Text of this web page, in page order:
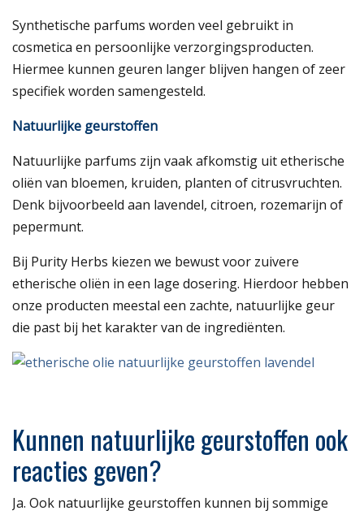
Synthetische parfums worden veel gebruikt in
cosmetica en persoonlijke verzorgingsproducten.
Hiermee kunnen geuren langer blijven hangen of zeer
specifiek worden samengesteld.
Natuurlijke geurstoffen
Natuurlijke parfums zijn vaak afkomstig uit etherische
oliën van bloemen, kruiden, planten of citrusvruchten.
Denk bijvoorbeeld aan lavendel, citroen, rozemarijn of
pepermunt.
Bij Purity Herbs kiezen we bewust voor zuivere
etherische oliën in een lage dosering. Hierdoor hebben
onze producten meestal een zachte, natuurlijke geur
die past bij het karakter van de ingrediënten.
Kunnen natuurlijke geurstoffen ook
reacties geven?
Ja. Ook natuurlijke geurstoffen kunnen bij sommige